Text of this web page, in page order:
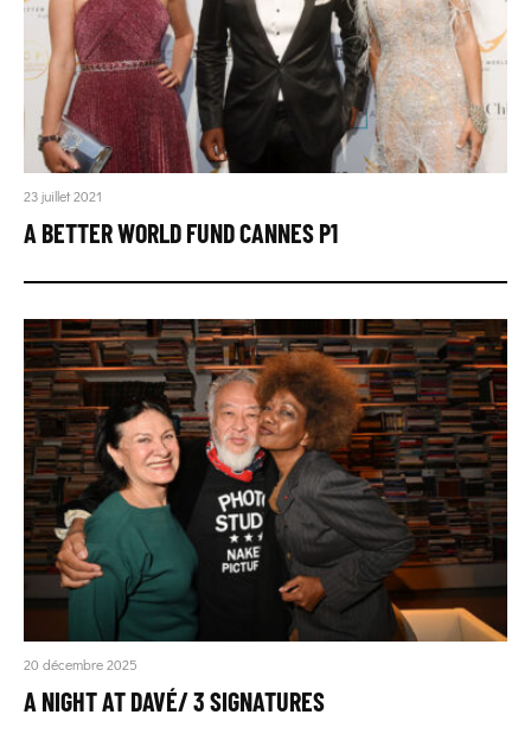
23 juillet 2021
A BETTER WORLD FUND CANNES P1
20 décembre 2025
A NIGHT AT DAVÉ/ 3 SIGNATURES